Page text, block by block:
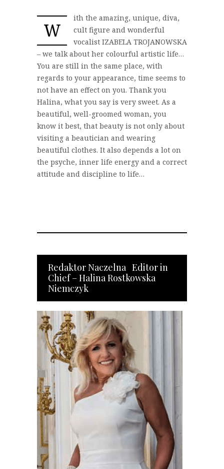
W
ith the amazing, unique, diva,
cult figure and wonderful
vocalist IZABELA TROJANOWSKA
– we talk about her colourful artistic life…
You are still in the same place, with
regards to your appearance, time seems to
not have an effect on you. Thank you
Halina, what you say is very sweet. As a
beautiful, well-groomed woman, you
know it best, that beauty is not only about
visiting a beautician and wearing
beautiful clothes. It also depends a lot on
the psyche, inner life energy and a correct
attitude and discipline to life…
Redaktor Naczelna Editor in
Chief – Halina Rostkowska
Niemczyk